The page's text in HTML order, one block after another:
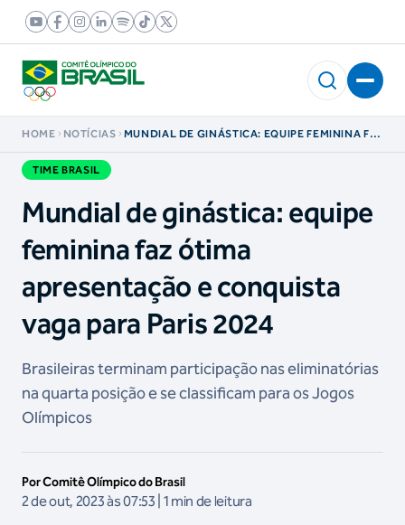
HOME NOTÍCIAS
MUNDIAL DE GINÁSTICA: EQUIPE FEMININA FAZ
TIME BRASIL
Mundial de ginástica: equipe
feminina faz ótima
apresentação e conquista
vaga para Paris 2024
Brasileiras terminam participação nas eliminatórias
na quarta posição e se classificam para os Jogos
Olímpicos
Por Comitê Olímpico do Brasil
2 de out, 2023 às 07:53 | 1 min de leitura